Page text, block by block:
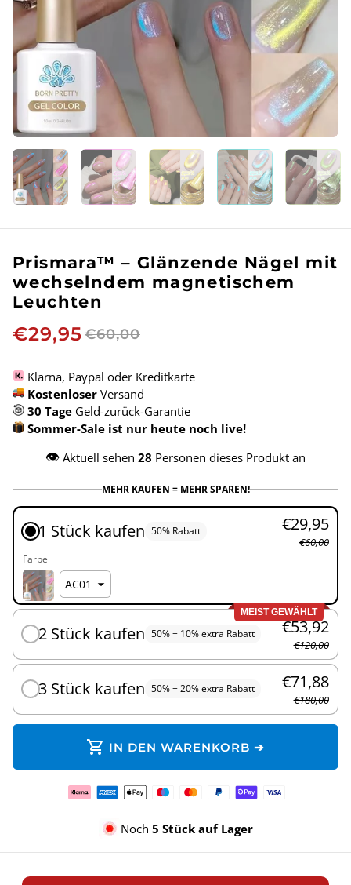
Prismara™ – Glänzende Nägel mit
wechselndem magnetischem
Leuchten
€29,95€60,00
Klarna, Paypal oder Kreditkarte
Kostenloser Versand
30 Tage Geld-zurück-Garantie
Sommer-Sale ist nur heute noch live!
👁️ Aktuell sehen 28 Personen dieses Produkt an
MEHR KAUFEN = MEHR SPAREN!
1 Stück kaufen 50% Rabatt €29,95
€60,00
Farbe
MEIST GEWÄHLT
2 Stück kaufen 50% + 10% extra Rabatt €53,92
€120,00
3 Stück kaufen 50% + 20% extra Rabatt €71,88
€180,00
shopping_cart IN DEN WARENKORB ➔
Zahlungsmethoden
Noch 5 Stück auf Lager